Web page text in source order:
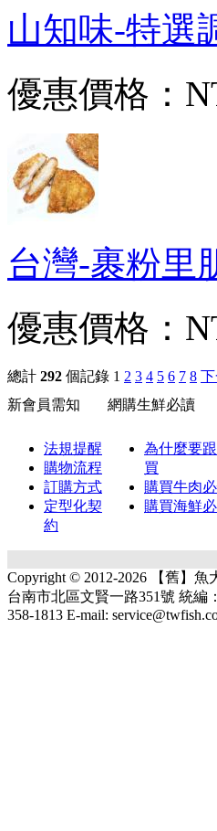
山知味-特選
優惠價格：
台灣-裹粉里
優惠價格：
總計 292 個記錄 1 2 3 4 5 6 7 8
新會員需知
網購生鮮必讀
法規提醒
購物流程
訂購方式
定型化契
約
為什麼要
買
購買牛肉
購買海鮮
Copyright © 2012-2026 【舊】
台南市北區文賢一路351號 統編
358-1813 E-mail: